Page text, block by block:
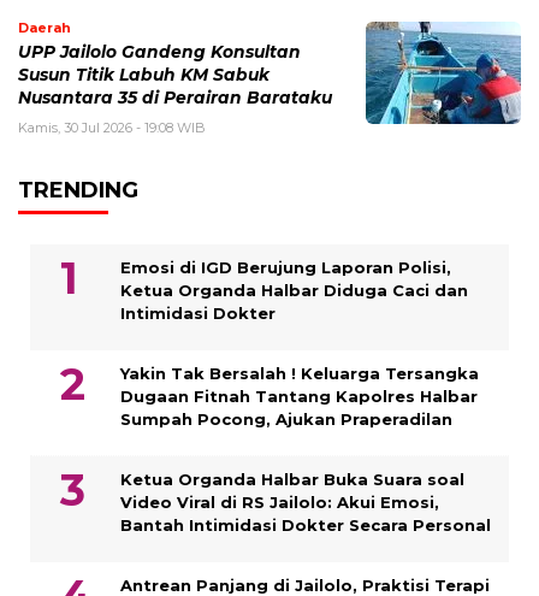
Daerah
UPP Jailolo Gandeng Konsultan
Susun Titik Labuh KM Sabuk
Nusantara 35 di Perairan Barataku
Kamis, 30 Jul 2026 - 19:08 WIB
TRENDING
Emosi di IGD Berujung Laporan Polisi,
Ketua Organda Halbar Diduga Caci dan
Intimidasi Dokter
Yakin Tak Bersalah ! Keluarga Tersangka
Dugaan Fitnah Tantang Kapolres Halbar
Sumpah Pocong, Ajukan Praperadilan
Ketua Organda Halbar Buka Suara soal
Video Viral di RS Jailolo: Akui Emosi,
Bantah Intimidasi Dokter Secara Personal
Antrean Panjang di Jailolo, Praktisi Terapi